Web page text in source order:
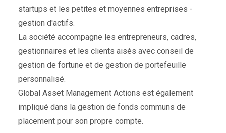
startups et les petites et moyennes entreprises -
gestion d'actifs.
La société accompagne les entrepreneurs, cadres,
gestionnaires et les clients aisés avec conseil de
gestion de fortune et de gestion de portefeuille
personnalisé.
Global Asset Management Actions est également
impliqué dans la gestion de fonds communs de
placement pour son propre compte.